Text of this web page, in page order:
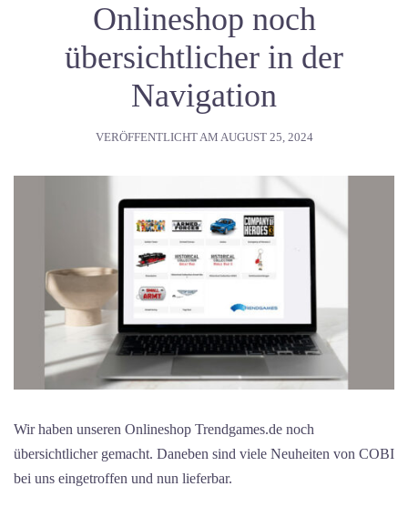
Onlineshop noch
übersichtlicher in der
Navigation
VERÖFFENTLICHT AM AUGUST 25, 2024
Wir haben unseren Onlineshop Trendgames.de noch
übersichtlicher gemacht. Daneben sind viele Neuheiten von COBI
bei uns eingetroffen und nun lieferbar.